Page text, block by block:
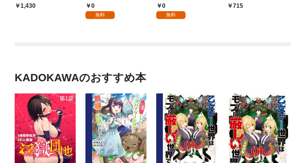
故郷らしいので、再会
1,430
第1話
0
無料
ました！【分冊版】
1
0
無料
ました！(1)
715
KADOKAWAのおすすめ本